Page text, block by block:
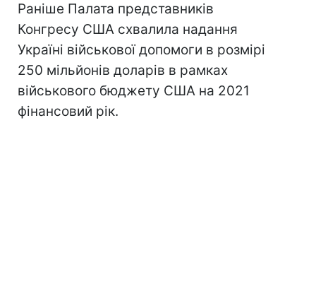
Раніше Палата представників
Конгресу США схвалила надання
Україні військової допомоги в розмірі
250 мільйонів доларів в рамках
військового бюджету США на 2021
фінансовий рік.